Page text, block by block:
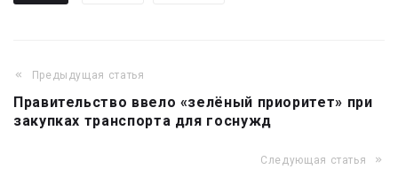
Навигация
по
записям
Предыдущая статья
Правительство ввело «зелёный приоритет» при
закупках транспорта для госнужд
Следующая статья